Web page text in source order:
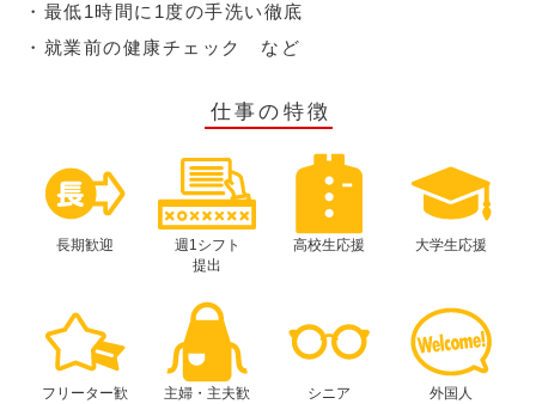
・最低1時間に1度の手洗い徹底
・就業前の健康チェック など
仕事の特徴
長期歓迎
週1シフト
提出
高校生応援 大学生応援
フリーター歓
主婦・主夫歓
シニア
外国人